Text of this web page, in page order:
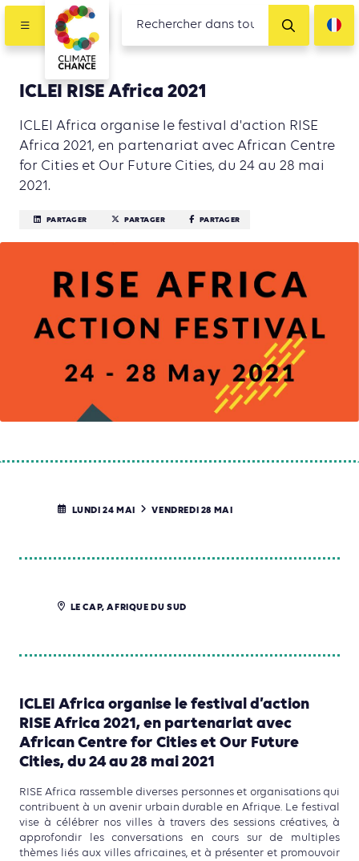
ICLEI RISE Africa 2021
ICLEI Africa organise le festival d'action RISE
Africa 2021, en partenariat avec African Centre
for Cities et Our Future Cities, du 24 au 28 mai
2021.
PARTAGER PARTAGER PARTAGER
LUNDI 24 MAI VENDREDI 28 MAI
LE CAP, AFRIQUE DU SUD
ICLEI Africa organise le festival d’action
RISE Africa 2021, en partenariat avec
African Centre for Cities et Our Future
Cities, du 24 au 28 mai 2021
RISE Africa rassemble diverses personnes et organisations qui
contribuent à un avenir urbain durable en Afrique. Le festival
vise à célébrer nos villes à travers des sessions créatives, à
approfondir les conversations en cours sur de multiples
thèmes liés aux villes africaines, et à présenter et promouvoir